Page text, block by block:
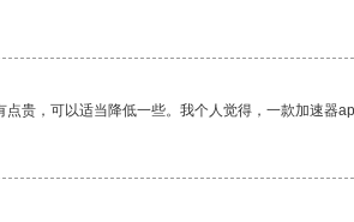
贵，可以适当降低一些。我个人觉得，一款加速器